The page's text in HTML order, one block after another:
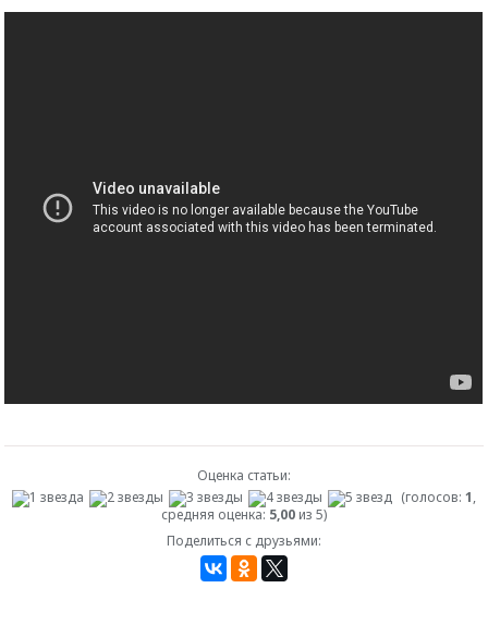
Оценка статьи:
(голосов: 1,
средняя оценка: 5,00 из 5)
Поделиться с друзьями: